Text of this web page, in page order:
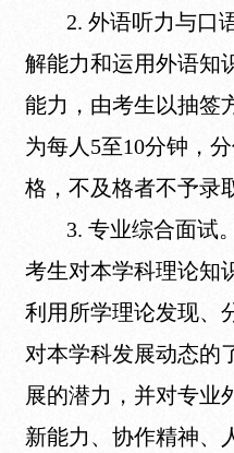
2. 外语听力与口
解能力和运用外语知
能力，由考生以抽签
为每人5至10分钟，
格，不及格者不予录
3. 专业综合面试
考生对本学科理论知
利用所学理论发现、
对本学科发展动态的
展的潜力，并对专业
新能力、协作精神、